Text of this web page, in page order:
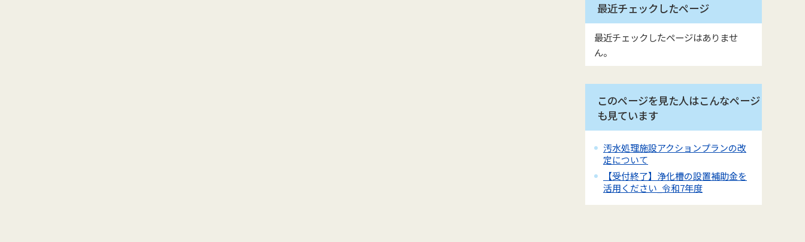
最近チェックしたページ
最近チェックしたページはありませ
ん。
このページを見た人はこんなページ
も見ています
汚水処理施設アクションプランの改
定について
【受付終了】浄化槽の設置補助金を
活用ください_令和7年度